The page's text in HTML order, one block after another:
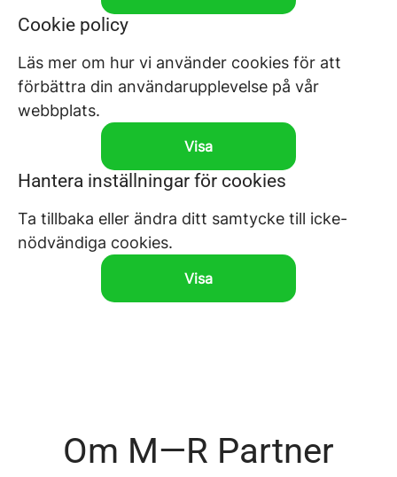
Cookie policy
Läs mer om hur vi använder cookies för att
förbättra din användarupplevelse på vår
webbplats.
Visa
Hantera inställningar för cookies
Ta tillbaka eller ändra ditt samtycke till icke-
nödvändiga cookies.
Visa
Om M—R Partner